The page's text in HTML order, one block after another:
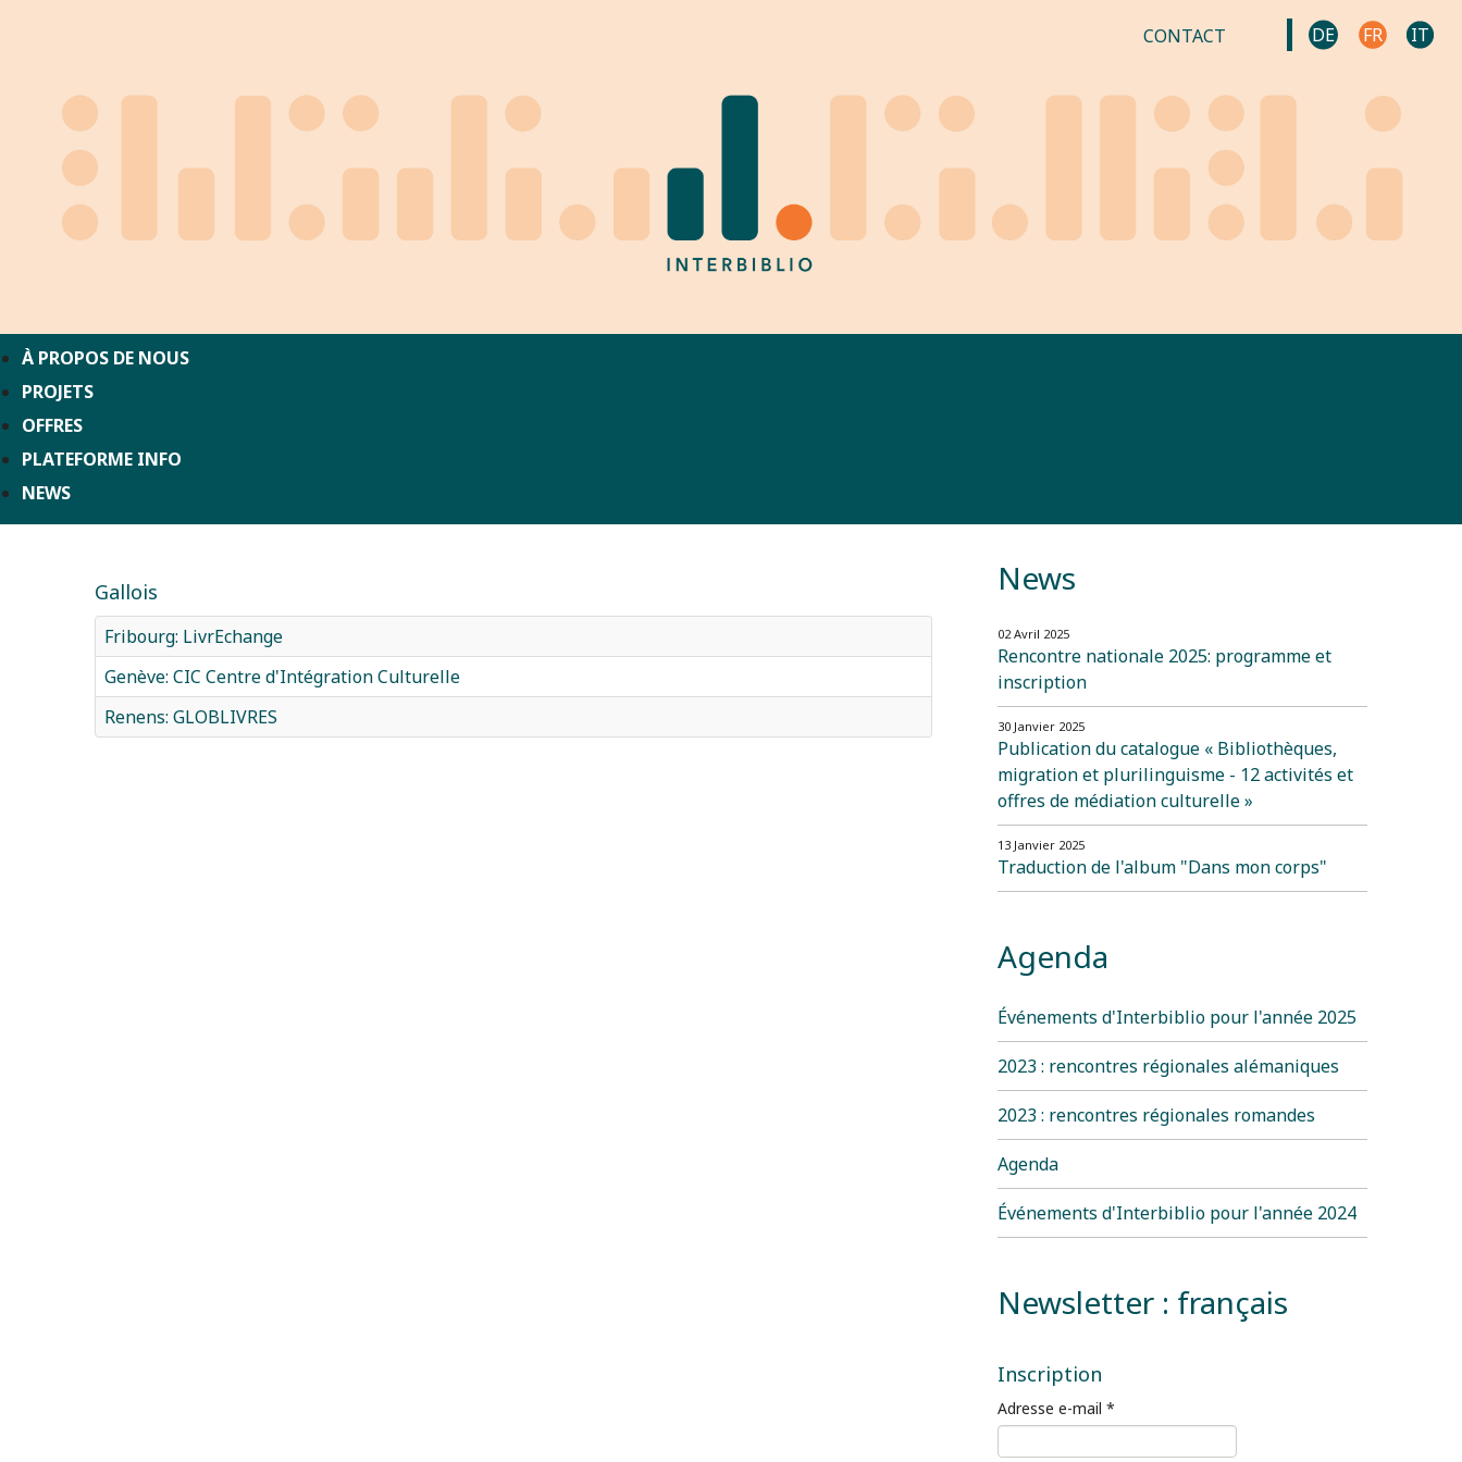
CONTACT DE FR IT
À PROPOS DE NOUS
PROJETS
OFFRES
PLATEFORME INFO
NEWS
Gallois
Fribourg: LivrEchange
Genève: CIC Centre d'Intégration Culturelle
Renens: GLOBLIVRES
News
02 Avril 2025
Rencontre nationale 2025: programme et
inscription
30 Janvier 2025
Publication du catalogue « Bibliothèques,
migration et plurilinguisme - 12 activités et
offres de médiation culturelle »
13 Janvier 2025
Traduction de l'album "Dans mon corps"
Agenda
Événements d'Interbiblio pour l'année 2025
2023 : rencontres régionales alémaniques
2023 : rencontres régionales romandes
Agenda
Événements d'Interbiblio pour l'année 2024
Newsletter : français
Inscription
Adresse e-mail *